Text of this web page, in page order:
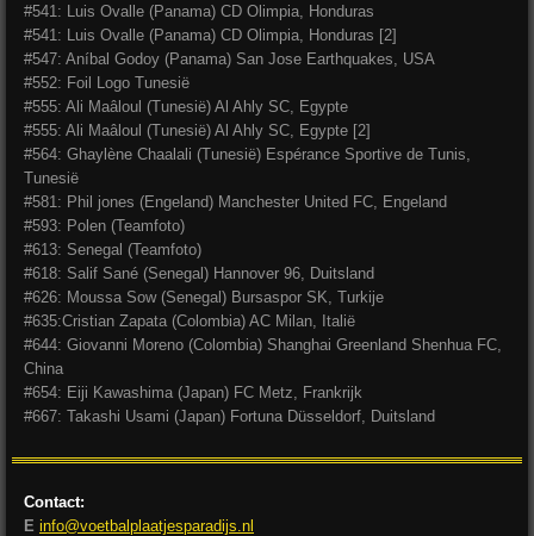
#541: Luis Ovalle (Panama) CD Olimpia, Honduras
#541: Luis Ovalle (Panama) CD Olimpia, Honduras [2]
#547: Aníbal Godoy (Panama) San Jose Earthquakes, USA
#552: Foil Logo Tunesië
#555: Ali Maâloul (Tunesië) Al Ahly SC, Egypte
#555: Ali Maâloul (Tunesië) Al Ahly SC, Egypte [2]
#564: Ghaylène Chaalali (Tunesië) Espérance Sportive de Tunis,
Tunesië
#581: Phil jones (Engeland) Manchester United FC, Engeland
#593: Polen (Teamfoto)
#613: Senegal (Teamfoto)
#618: Salif Sané (Senegal) Hannover 96, Duitsland
#626: Moussa Sow (Senegal) Bursaspor SK, Turkije
#635:Cristian Zapata (Colombia) AC Milan, Italië
#644: Giovanni Moreno (Colombia) Shanghai Greenland Shenhua FC,
China
#654: Eiji Kawashima (Japan) FC Metz, Frankrijk
#667: Takashi Usami (Japan) Fortuna Düsseldorf, Duitsland
Contact:
E info@voetbalplaatjesparadijs.nl